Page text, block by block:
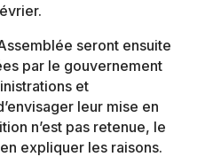
seront ensuite
par le gouvernement
et
leur mise en
n’est pas retenue, le
expliquer les raisons.